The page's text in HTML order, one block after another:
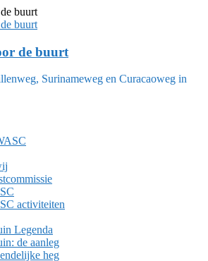
de buurt
Surinameweg en Curacaoweg in
activiteiten
Legenda
de aanleg
heg